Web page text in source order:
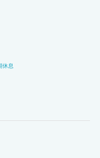
休息